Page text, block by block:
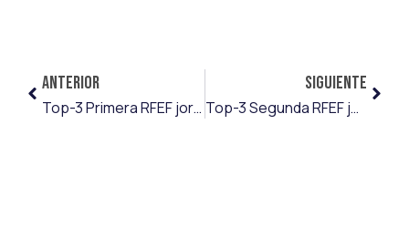
ANTERIOR
Top-3 Primera RFEF jornada 4
SIGUIENTE
Top-3 Segunda RFEF jornada 5